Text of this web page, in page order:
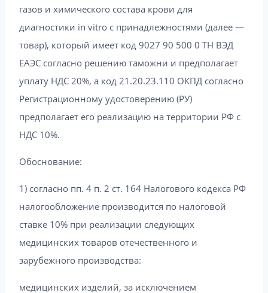
газов и химического состава крови для
диагностики in vitro с принадлежностями (далее —
товар), который имеет код 9027 90 500 0 ТН ВЭД
ЕАЭС согласно решению таможни и предполагает
уплату НДС 20%, а код 21.20.23.110 ОКПД согласно
Регистрационному удостоверению (РУ)
предполагает его реализацию на территории РФ с
НДС 10%.
Обоснование:
1) согласно пп. 4 п. 2 ст. 164 Налогового кодекса РФ
налогообложение производится по налоговой
ставке 10% при реализации следующих
медицинских товаров отечественного и
зарубежного производства:
медицинских изделий, за исключением